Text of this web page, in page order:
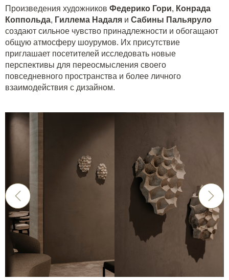
Произведения художников Федерико Гори, Конрада
Коппольда, Гиллема Надаля и Сабины Пальяруло
создают сильное чувство принадлежности и обогащают
общую атмосферу шоурумов. Их присутствие
приглашает посетителей исследовать новые
перспективы для переосмысления своего
повседневного пространства и более личного
взаимодействия с дизайном.